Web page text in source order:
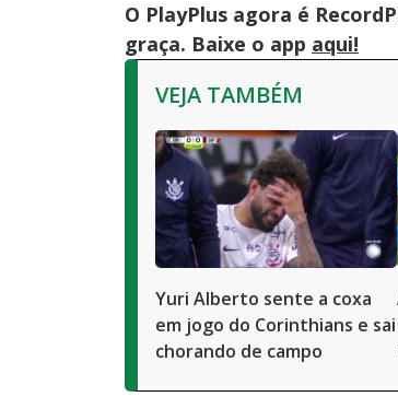
O PlayPlus agora é
graça. Baixe o app aqui!
VEJA TAMBÉM
Yuri Alberto sente a coxa
em jogo do Corinthians e sai
chorando de campo